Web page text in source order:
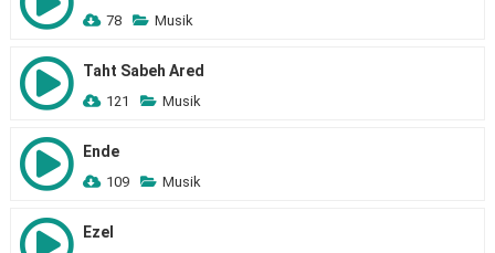
78 Musik
Taht Sabeh Ared
121 Musik
Ende
109 Musik
Ezel